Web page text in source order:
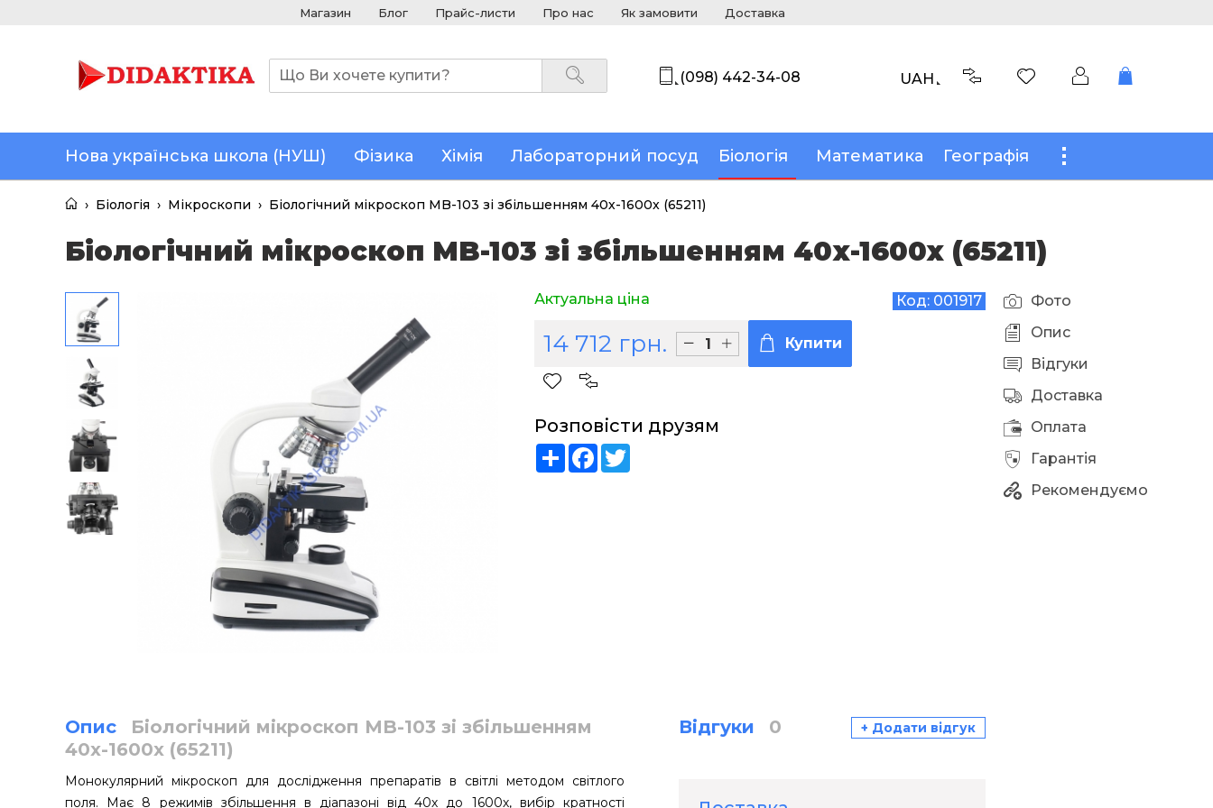
Магазин Блог Прайс-листи Про нас Як замовити Доставка
(098) 442-34-08 UAH
Нова українська школа (НУШ) Фізика Хімія Лабораторний посуд Біологія Математика Географія
› Біологія › Мікроскопи › Біологічний мікроскоп MB-103 зі збільшенням 40х-1600x (65211)
Біологічний мікроскоп MB-103 зі збільшенням 40х-1600x (65211)
Фото
Опис
Відгуки
Доставка
Оплата
Гарантія
Рекомендуємо
Код: 001917
Актуальна ціна
14 712 грн. Купити
Розповісти друзям
ShareFacebook
Опис
Біологічний мікроскоп MB-103 зі збільшенням
40х-1600x (65211)
Монокулярний мікроскоп для дослідження препаратів в світлі методом світлого
поля. Має 8 режимів збільшення в діапазоні від 40х до 1600х, вибір кратності
Відгуки 0 + Додати відгук